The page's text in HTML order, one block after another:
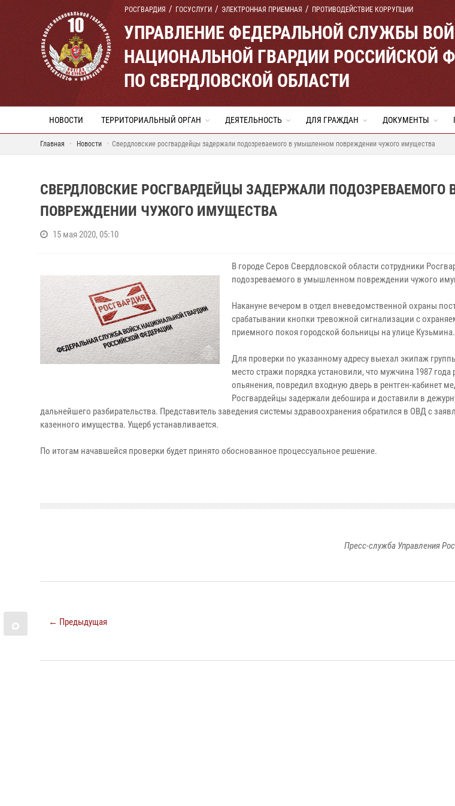
РОСГВАРДИЯ ГОСУСЛУГИ ЭЛЕКТРОННАЯ ПРИЕМНАЯ ПРОТИВОДЕЙСТВИЕ КОРРУПЦИИ
УПРАВЛЕНИЕ ФЕДЕРАЛЬНОЙ СЛУЖБЫ
НАЦИОНАЛЬНОЙ ГВАРДИИ РОССИЙСКОЙ
ПО СВЕРДЛОВСКОЙ ОБЛАСТИ
НОВОСТИ ТЕРРИТОРИАЛЬНЫЙ ОРГАН ДЕЯТЕЛЬНОСТЬ ДЛЯ ГРАЖДАН ДОКУМЕНТЫ
Главная Новости Свердловские росгвардейцы задержали подозреваемого в умышленном повреждении чужого имущества
СВЕРДЛОВСКИЕ РОСГВАРДЕЙЦЫ ЗАДЕРЖАЛИ
ПОВРЕЖДЕНИИ ЧУЖОГО ИМУЩЕСТВА
15 мая 2020, 05:10
В городе Серов Свердловской области сотрудники
подозреваемого в умышленном повреждении чужого
Накануне вечером в отдел вневедомственной охраны
срабатывании кнопки тревожной сигнализации с
приемного покоя городской больницы на улице Кузьмина.
Для проверки по указанному адресу выехал экипаж
место стражи порядка установили, что мужчина 1987
опьянения, повредил входную дверь в рентген-кабинет
Росгвардейцы задержали дебошира и доставили в
дальнейшего разбирательства. Представитель заведения системы здравоохранения обратился в ОВД с
казенного имущества. Ущерб устанавливается.
По итогам начавшейся проверки будет принято обоснованное процессуальное решение.
Пресс-служба Управления
← Предыдущая